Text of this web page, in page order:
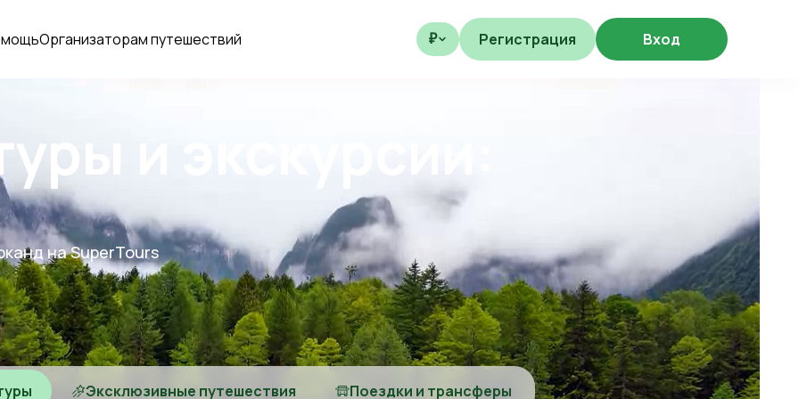
Организаторам путешествий ₽ Регистрация Вход
и экскурсии:
на SuperTours
Эксклюзивные путешествия Поездки и трансферы